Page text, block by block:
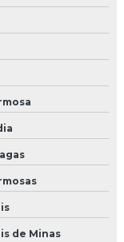
de Minas